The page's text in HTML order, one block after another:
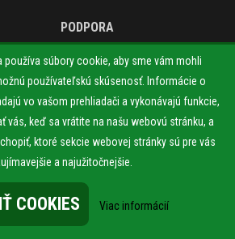
používa súbory cookie, aby sme vám mohli
používateľskú skúsenosť. Informácie o
vo vašom prehliadači a vykonávajú funkcie,
vás, keď sa vrátite na našu webovú stránku, a
ktoré sekcie webovej stránky sú pre vás
a najužitočnejšie.
COOKIES Viac informácií
PODPORA
Reklamačný poriadok
info@e-zahrada.sk
SLEDUJTE NÁS